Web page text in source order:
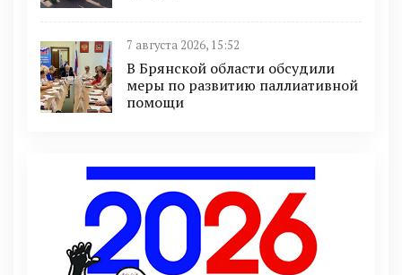
7 августа 2026, 15:52
В Брянской области обсудили
меры по развитию паллиативной
помощи